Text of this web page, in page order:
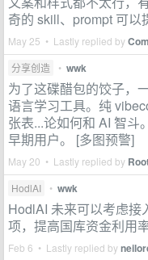
奇的 skill、prompt 可以
May 25 • Lastly replied by
分享创造 • wwk
为了这碟醋包的饺子，
语言学习工具。纯
张表...论如何和 AI 智斗
早期用户。 [多图预警]
May 20 • Lastly replied by
HodlAI • wwk
HodlAI 未来可以考虑接
项，提高国库资金利用率
Feb 6 • Lastly replied by